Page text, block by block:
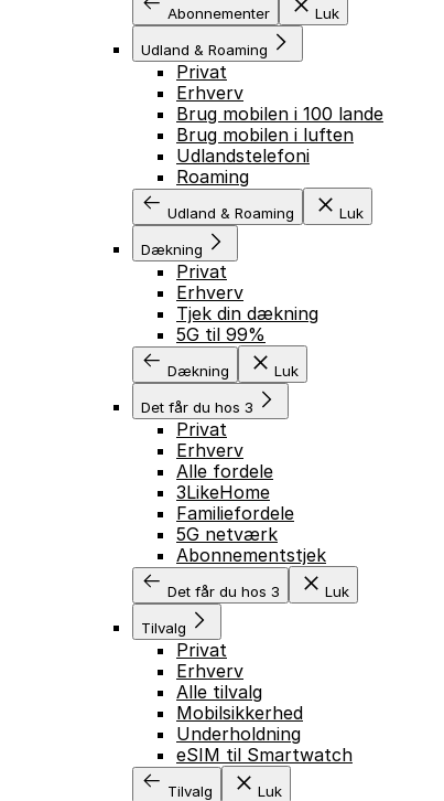
Abonnementer Luk
Udland & Roaming
Privat
Erhverv
Brug mobilen i 100 lande
Brug mobilen i luften
Udlandstelefoni
Roaming
Udland & Roaming Luk
Dækning
Privat
Erhverv
Tjek din dækning
5G til 99%
Dækning Luk
Det får du hos 3
Privat
Erhverv
Alle fordele
3LikeHome
Familiefordele
5G netværk
Abonnementstjek
Det får du hos 3 Luk
Tilvalg
Privat
Erhverv
Alle tilvalg
Mobilsikkerhed
Underholdning
eSIM til Smartwatch
Tilvalg Luk